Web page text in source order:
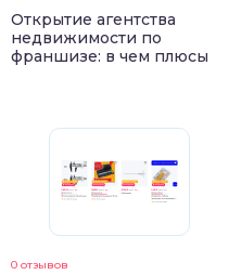
Открытие агентства
недвижимости по
франшизе: в чем плюсы
0 отзывов